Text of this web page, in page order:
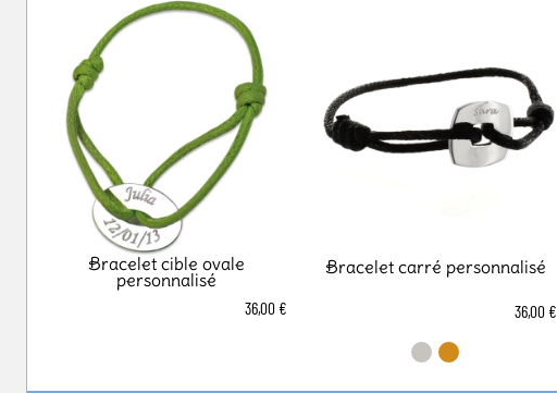
Bracelet cible ovale
personnalisé
36,00 €
Bracelet carré personnalisé
36,00 €